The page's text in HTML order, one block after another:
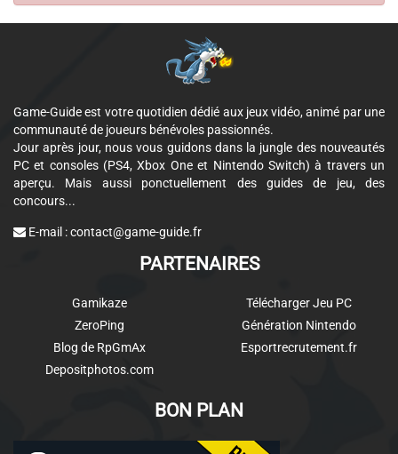
Game-Guide est votre quotidien dédié aux jeux vidéo, animé par une
communauté de joueurs bénévoles passionnés.
Jour après jour, nous vous guidons dans la jungle des nouveautés
PC et consoles (PS4, Xbox One et Nintendo Switch) à travers un
aperçu. Mais aussi ponctuellement des guides de jeu, des
concours...
E-mail :contact@game-guide.fr
PARTENAIRES
Gamikaze
ZeroPing
Blog de RpGmAx
Depositphotos.com
Télécharger Jeu PC
Génération Nintendo
Esportrecrutement.fr
BON PLAN